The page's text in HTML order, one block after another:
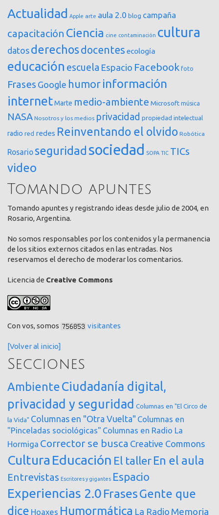
Actualidad Apple arte aula 2.0 blog campaña
capacitación Ciencia cine contaminación cultura
datos derechosdocentes ecología
educación escuela Espacio Facebook foto
Frases Google humor información
internetMarte medio-ambiente Microsoft música
NASA Nosotros y los medios privacidad propiedad intelectual
radio red redes Reinventando el olvido Robótica
Rosario seguridad sociedad SOPA TIC TICs
video
Tomando apuntes
Tomando apuntes y registrando ideas desde julio de 2004, en
Rosario, Argentina.
No somos responsables por los contenidos y la permanencia
de los sitios externos citados en las entradas. Nos
reservamos el derecho de moderar los comentarios.
Licencia de Creative Commons
Con vos, somos visitantes
[Volver al inicio]
Secciones
AmbienteCiudadanía digital,
privacidad y seguridad Columnas en "El Circo de
la Vida" Columnas en "Otra Vuelta" Columnas en
"Pinceladas sociológicas" Columnas en Radio La
Hormiga Corrector se busca Creative Commons
Cultura Educación El taller En el aula
Entrevistas Escritores y gigantes Espacio
Experiencias 2.0 FrasesGente que
dice Hoaxes Humormática La Radio Memoria